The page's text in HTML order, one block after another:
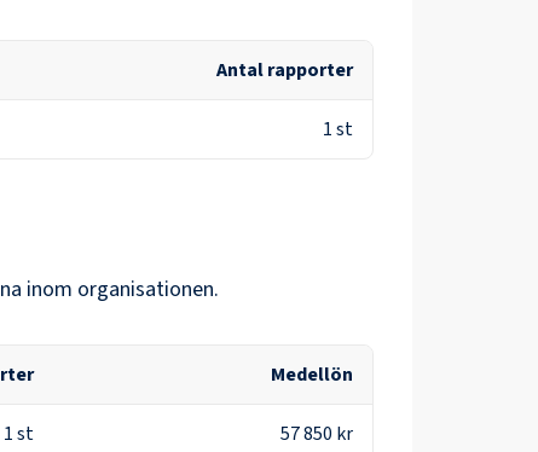
Antal rapporter
1st
inom organisationen.
Medellön
1st 57 850 kr